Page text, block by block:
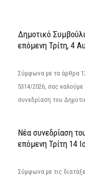
Δημοτικό
επόμενη Τρίτη, 4
Σύμφωνα με τα άρθρα
5314/2026, σας καλούμε
συνεδρίαση του
Νέα συνεδρίαση
επόμενη Τρίτη 14
Σύμφωνα με τις